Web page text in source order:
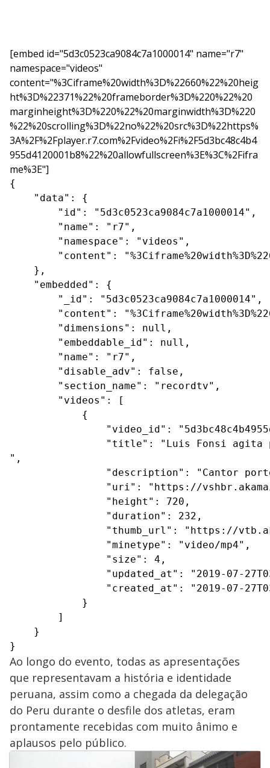
[embed id="5d3c0523ca9084c7a1000014" name="r7"
namespace="videos"
content="%3Ciframe%20width%3D%22660%22%20heig
ht%3D%22371%22%20frameborder%3D%220%22%20
marginheight%3D%220%22%20marginwidth%3D%220
%22%20scrolling%3D%22no%22%20src%3D%22https%
3A%2F%2Fplayer.r7.com%2Fvideo%2Fi%2F5d3bc48c4b4
955d4120001b8%22%20allowfullscreen%3E%3C%2Fifra
me%3E"]
{
    "data": {
        "id": "5d3c0523ca9084c7a1000014",
        "name": "r7",
        "namespace": "videos",
"content":
    },
    "embedded": {
        "_id": "5d3c0523ca9084c7a1000014",
"content":
        "dimensions": null,
        "embeddable_id": null,
        "name": "r7",
        "disable_adv": false,
        "section_name": "recordtv",
        "videos": [
            {
"video_id":
"title": "Luis Fonsi
",
"description": "Cantor
"uri": "https://
                "height": 720,
                "duration": 232,
"thumb_url": "https://
                "minetype": "video/mp4",
                "size": 4,
"updated_at": "2019-07-
"created_at": "2019-07-
            }
        ]
    }
}
Ao longo do evento, todas as apresentações
que representavam a história e identidade
peruana, assim como a chegada da delegação
do Peru durante o desfile dos atletas, eram
prontamente recebidas com muito ânimo e
aplausos pelo público.